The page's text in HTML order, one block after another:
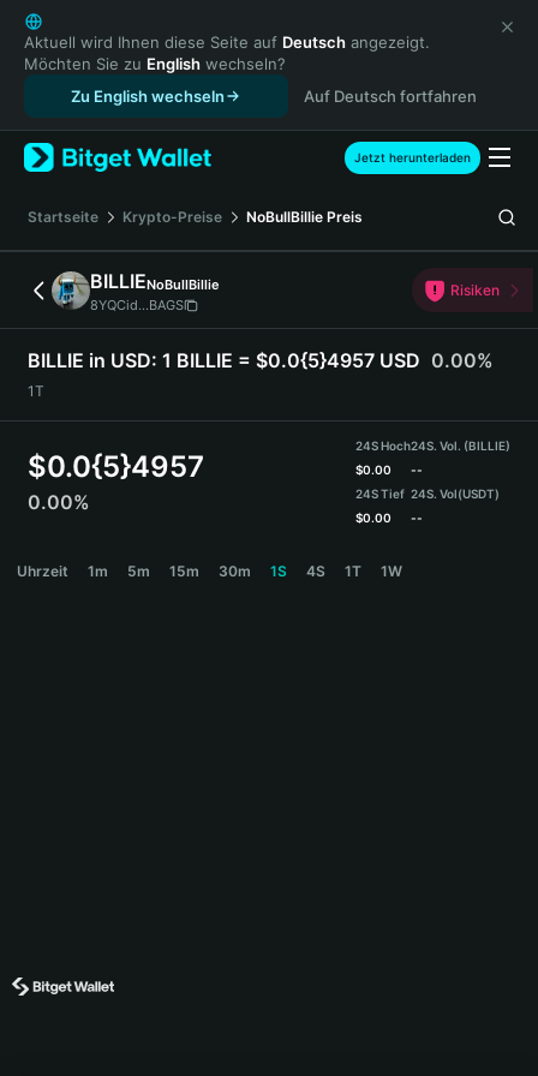
English
日本語
Tiếng Việt
Русский
Español (Latinoamérica)
Türkçe
Français
Deutsch
简体中文
繁體中文
Português (Portugal)
Bahasa Indonesia
ภาษาไทย
हिन्दी
Español
Português (Brasil)
Aktuell wird Ihnen diese Seite auf Deutsch angezeigt.
Möchten Sie zu English wechseln?
Zu English wechseln
Auf Deutsch fortfahren
Jetzt herunterladen
Startseite Krypto-Preise NoBullBillie Preis
BILLIENoBullBillie
8YQCid...BAGS
Risiken
BILLIE in USD: 1 BILLIE = $0.0{5}4957 USD 0.00%
1T
$0.0{5}4957
0.00%
24S Hoch
$0.00
24S Tief
$0.00
24S. Vol. (BILLIE)
--
24S. Vol(USDT)
--
Uhrzeit 1m 5m 15m 30m 1S 4S 1T 1W